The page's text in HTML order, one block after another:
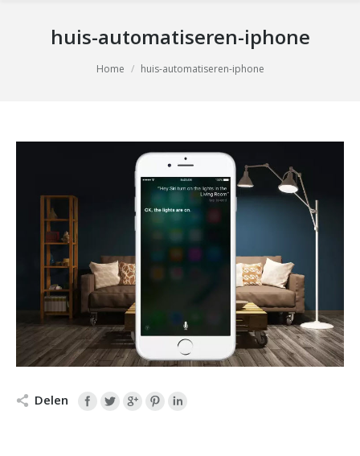
huis-automatiseren-iphone
Home huis-automatiseren-iphone
Delen